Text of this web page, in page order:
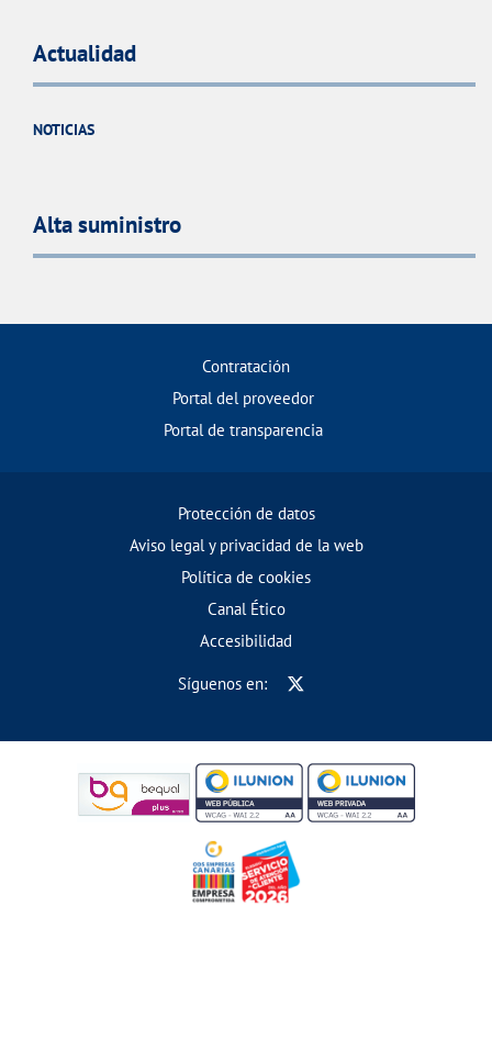
Actualidad
NOTICIAS
Alta suministro
Contratación
Portal del proveedor
Portal de transparencia
Protección de datos
Aviso legal y privacidad de la web
Política de cookies
Canal Ético
Accesibilidad
Síguenos en: